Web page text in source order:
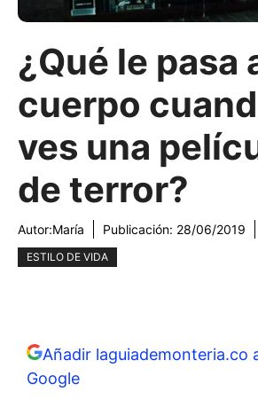
¿Qué le pasa
cuerpo
ves una
de terror?
Autor:María Publicación: 28/06/2019
ESTILO DE VIDA
Añadir laguiademonteria.co
Google